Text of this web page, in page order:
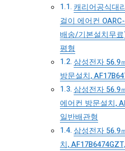
캐리어공식대
걸이 에어컨
배송/기본설치무료
평형
삼성전자 56.9
방문설치,
삼성전자 56.9
에어컨 방문설치,
일반배관형
삼성전자 56.9
치,